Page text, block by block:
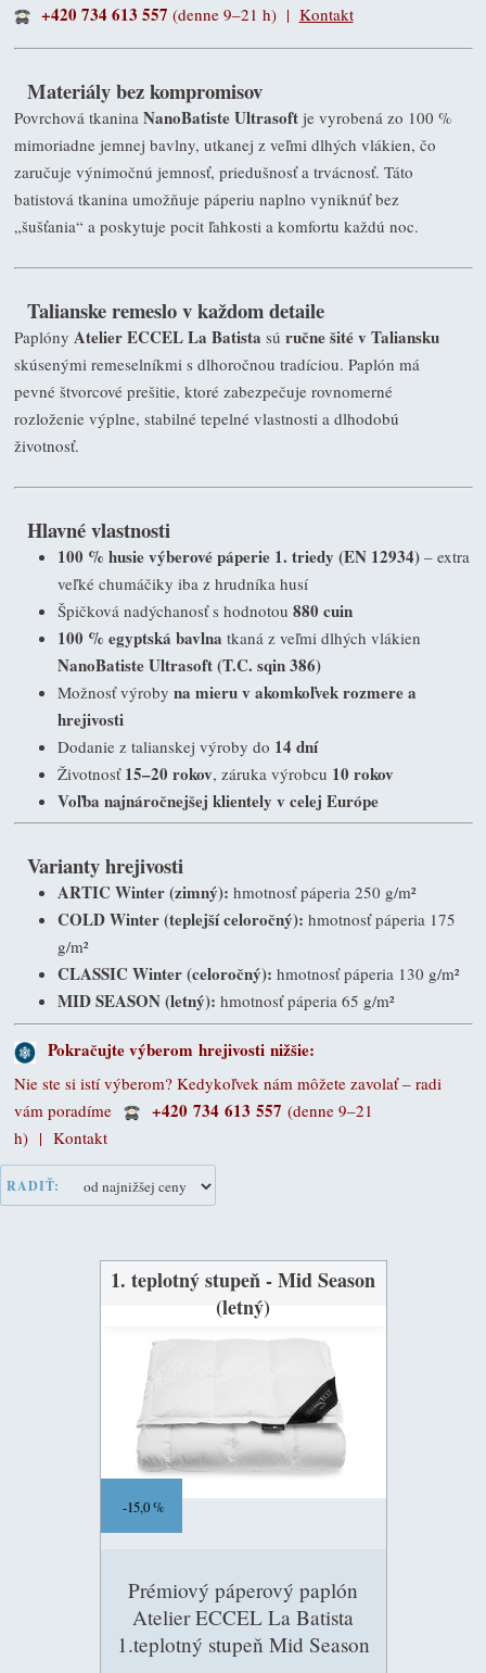
+420 734 613 557 (denne 9–21 h) | Kontakt
Materiály bez kompromisov
Povrchová tkanina NanoBatiste Ultrasoftje vyrobená zo 100 %
mimoriadne jemnej bavlny, utkanej z veľmi dlhých vlákien, čo
zaručuje výnimočnú jemnosť, priedušnosť a trvácnosť. Táto
batistová tkanina umožňuje páperiu naplno vyniknúť bez
„šušťania“ a poskytuje pocit ľahkosti a komfortu každú noc.
Talianske remeslo v každom detaile
Paplóny Atelier ECCEL La Batista sú ručne šité v Taliansku
skúsenými remeselníkmi s dlhoročnou tradíciou. Paplón má
pevné štvorcové prešitie, ktoré zabezpečuje rovnomerné
rozloženie výplne, stabilné tepelné vlastnosti a dlhodobú
životnosť.
Hlavné vlastnosti
100 % husie výberové páperie 1. triedy (EN 12934)– extra
veľké chumáčiky iba z hrudníka husí
Špičková nadýchanosť s hodnotou 880 cuin
100 % egyptská bavlna tkaná z veľmi dlhých vlákien
NanoBatiste Ultrasoft (T.C. sqin 386)
Možnosť výroby na mieru v akomkoľvek rozmere a
hrejivosti
Dodanie z talianskej výroby do 14 dní
Životnosť 15–20 rokov, záruka výrobcu 10 rokov
Voľba najnáročnejšej klientely v celej Európe
Varianty hrejivosti
ARTIC Winter (zimný): hmotnosť páperia 250 g/m²
COLD Winter (teplejší celoročný): hmotnosť páperia 175
g/m²
CLASSIC Winter (celoročný): hmotnosť páperia 130 g/m²
MID SEASON (letný): hmotnosť páperia 65 g/m²
Pokračujte výberom hrejivostinižšie:
Nie ste si istí výberom? Kedykoľvek nám môžete zavolať – radi
vám poradíme
+420 734 613 557 (denne 9–21
h) | Kontakt
RADIŤ:
1. teplotný stupeň - Mid Season
(letný)
Prémiový páperový paplón
Atelier ECCEL La Batista
1.teplotný stupeň Mid Season
15,0 %